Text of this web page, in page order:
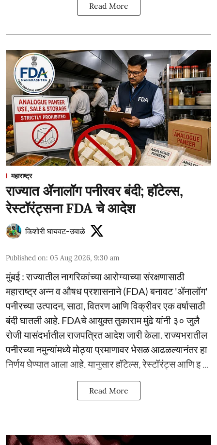
Read More
महाराष्ट्र
राज्यात ॲनालॉग पनीरवर बंदी; हॉटेल्स,
रेस्टॉरंट्सना FDA चे आदेश
किशोरी घायवट-उबाळे
Published on: 05 Aug 2026, 9:30 am
मुंबई : राज्यातील नागरिकांच्या आरोग्याच्या संरक्षणासाठी
महाराष्ट्र अन्न व औषध प्रशासनाने (FDA) बनावट 'ॲनालॉग'
पनीरच्या उत्पादन, साठा, वितरण आणि विक्रीवर एक वर्षासाठी
बंदी घातली आहे. FDAचे आयुक्त तुकाराम मुंढे यांनी ३० जुलै
रोजी यासंदर्भातील राजपत्रित आदेश जारी केला. राज्यभरातील
पनीरच्या नमुन्यांमध्ये मोठ्या प्रमाणावर भेसळ आढळल्यानंतर हा
निर्णय घेण्यात आला आहे. यानुसार हॉटेल्स, रेस्टॉरंट्स आणि इ ...
Read More